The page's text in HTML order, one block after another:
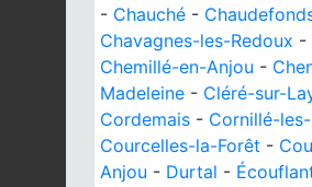
- Chauché -
Chavagnes-les-Redoux -
Chemillé-en-Anjou -
Madeleine - Cléré-sur-
Cordemais - Cornillé-
Courcelles-la-Forêt -
Anjou - Durtal -